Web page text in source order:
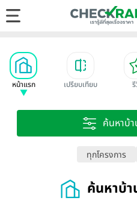
หน้าแรก เปรียบเทียบ
ค้นหาบ้
ทุกโครงการ
ค้นหาบ้า